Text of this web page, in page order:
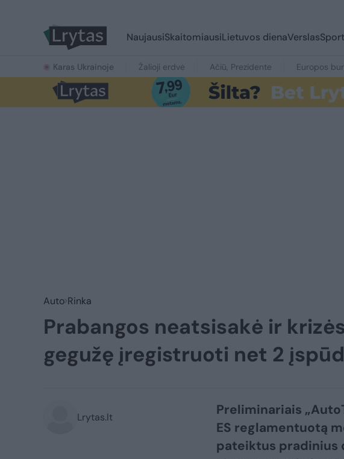
NaujausiSkaitomiausiLietuvos dienaVerslas
Karas Ukrainoje Žalioji erdvė Ačiū, Prezidente Europos
Auto Rinka
Prabangos neatsisakė ir
gegužę įregistruoti net 2
Lrytas.lt
Preliminariais
ES reglamentuotą
pateiktus pradinius